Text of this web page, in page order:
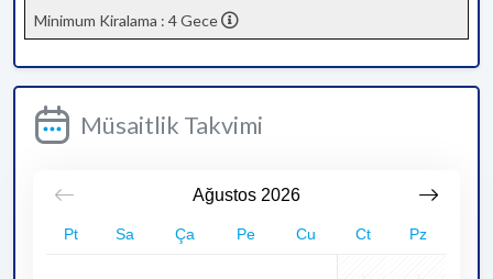
Minimum Kiralama : 4 Gece
Müsaitlik Takvimi
Ağustos 2026
Pt Sa Ça Pe Cu Ct Pz